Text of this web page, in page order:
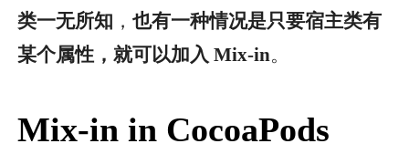
类一无所知 ， 也有一种情况是只要宿主类有
某个属性，就可以加入 Mix-in。
Mix-in in CocoaPods